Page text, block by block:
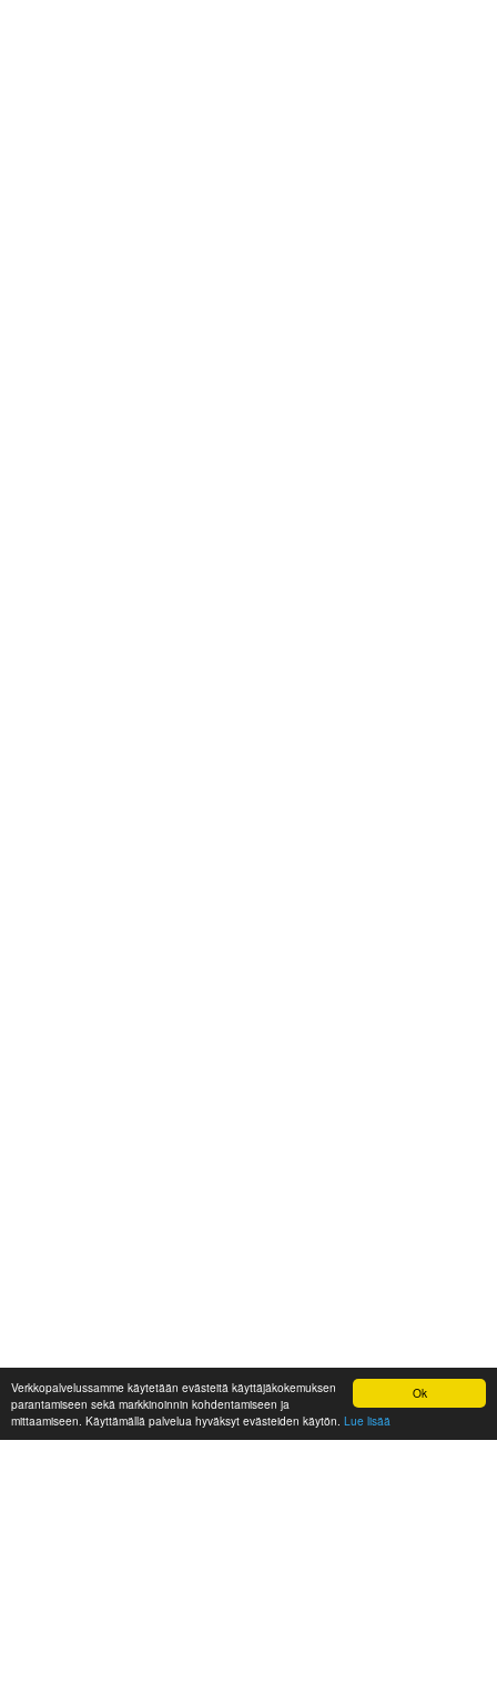
Ok
Verkkopalvelussamme käytetään evästeitä käyttäjäkokemuksen
parantamiseen sekä markkinoinnin kohdentamiseen ja
mittaamiseen. Käyttämällä palvelua hyväksyt evästeiden käytön. Lue lisää